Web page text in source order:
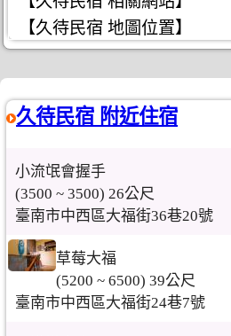
【久待民宿 地圖位置】
久待民宿 附近住宿
小流氓會握手
(3500 ~ 3500) 26公尺
臺南市中西區大福街36巷20號
草莓大福
(5200 ~ 6500) 39公尺
臺南市中西區大福街24巷7號